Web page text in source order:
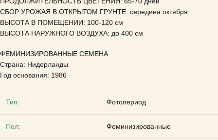
СБОР УРОЖАЯ В ОТКРЫТОМ ГРУНТЕ: середина октября
ВЫСОТА В ПОМЕЩЕНИИ: 100-120 см
ВЫСОТА НАРУЖНОГО ВОЗДУХА: до 400 см
ФЕМИНИЗИРОВАННЫЕ СЕМЕНА
Страна: Нидерланды
Год основания: 1986
Тип: Фотопериод
Пол: Феминизированные